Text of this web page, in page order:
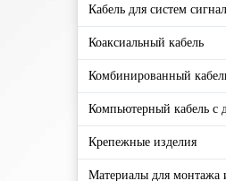
Кабель для систем
Коаксиальный кабель
Комбинированный
Компьютерный кабель с
Крепежные изделия
Материалы для монтажа